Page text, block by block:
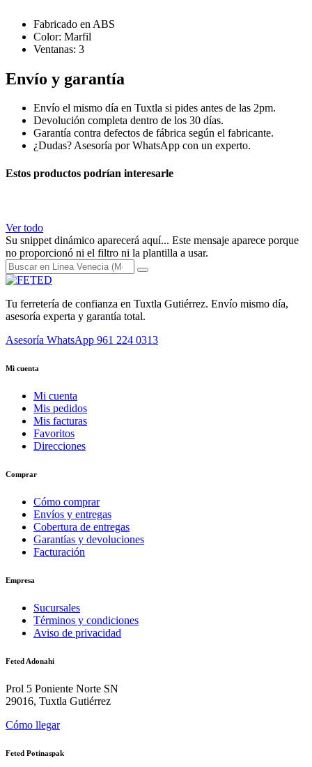
Fabricado en ABS
Color: Marfil
Ventanas: 3
Envío y garantía
Envío el mismo día en Tuxtla si pides antes de las 2pm.
Devolución completa dentro de los 30 días.
Garantía contra defectos de fábrica según el fabricante.
¿Dudas? Asesoría por WhatsApp con un experto.
Estos productos podrían interesarle
Ver todo
Su snippet dinámico aparecerá aquí... Este mensaje aparece porque
no proporcionó ni el filtro ni la plantilla a usar.
Tu ferretería de confianza en Tuxtla Gutiérrez. Envío mismo día,
asesoría experta y garantía total.
Asesoría WhatsApp 961 224 0313
Mi cuenta
Mi cuenta
Mis pedidos
Mis facturas
Favoritos
Direcciones
Comprar
Cómo comprar
Envíos y entregas
Cobertura de entregas
Garantías y devoluciones
Facturación
Empresa
Sucursales
Términos y condiciones
Aviso de privacidad
Feted Adonahi
Prol 5 Poniente Norte SN
29016, Tuxtla Gutiérrez
Cómo llegar
Feted Potinaspak